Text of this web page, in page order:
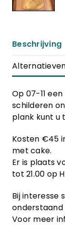
Beschrijving
Op 07-11
schilderen
plank kunt u
Kosten €45
met cake.
Er is plaats
tot 21.00 op
Bij interesse
onderstaand
Voor meer